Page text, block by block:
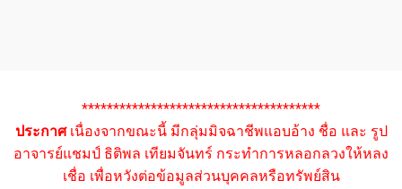
**************************************
ประกาศเนื่องจากขณะนี้ มีกลุ่มมิจฉาชีพแอบอ้าง ชื่อ และ รูป
อาจารย์แชมป์ ธิติพล เทียมจันทร์ กระทำการหลอกลวงให้หลง
เชื่อ เพื่อหวังต่อข้อมูลส่วนบุคคลหรือทรัพย์สิน